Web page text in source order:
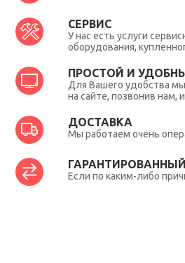
СЕРВИС
У нас есть услуги
оборудования,
ПРОСТОЙ И
Для Вашего удобства
на сайте, позвонив
ДОСТАВКА
Мы работаем очень
Если по каким-либо